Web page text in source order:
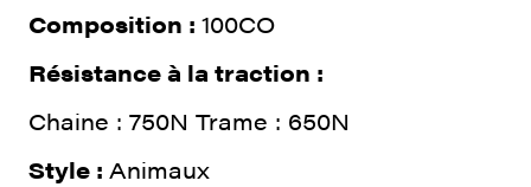
Composition : 100CO
Résistance à la traction :
Chaine : 750N Trame : 650N
Style : Animaux